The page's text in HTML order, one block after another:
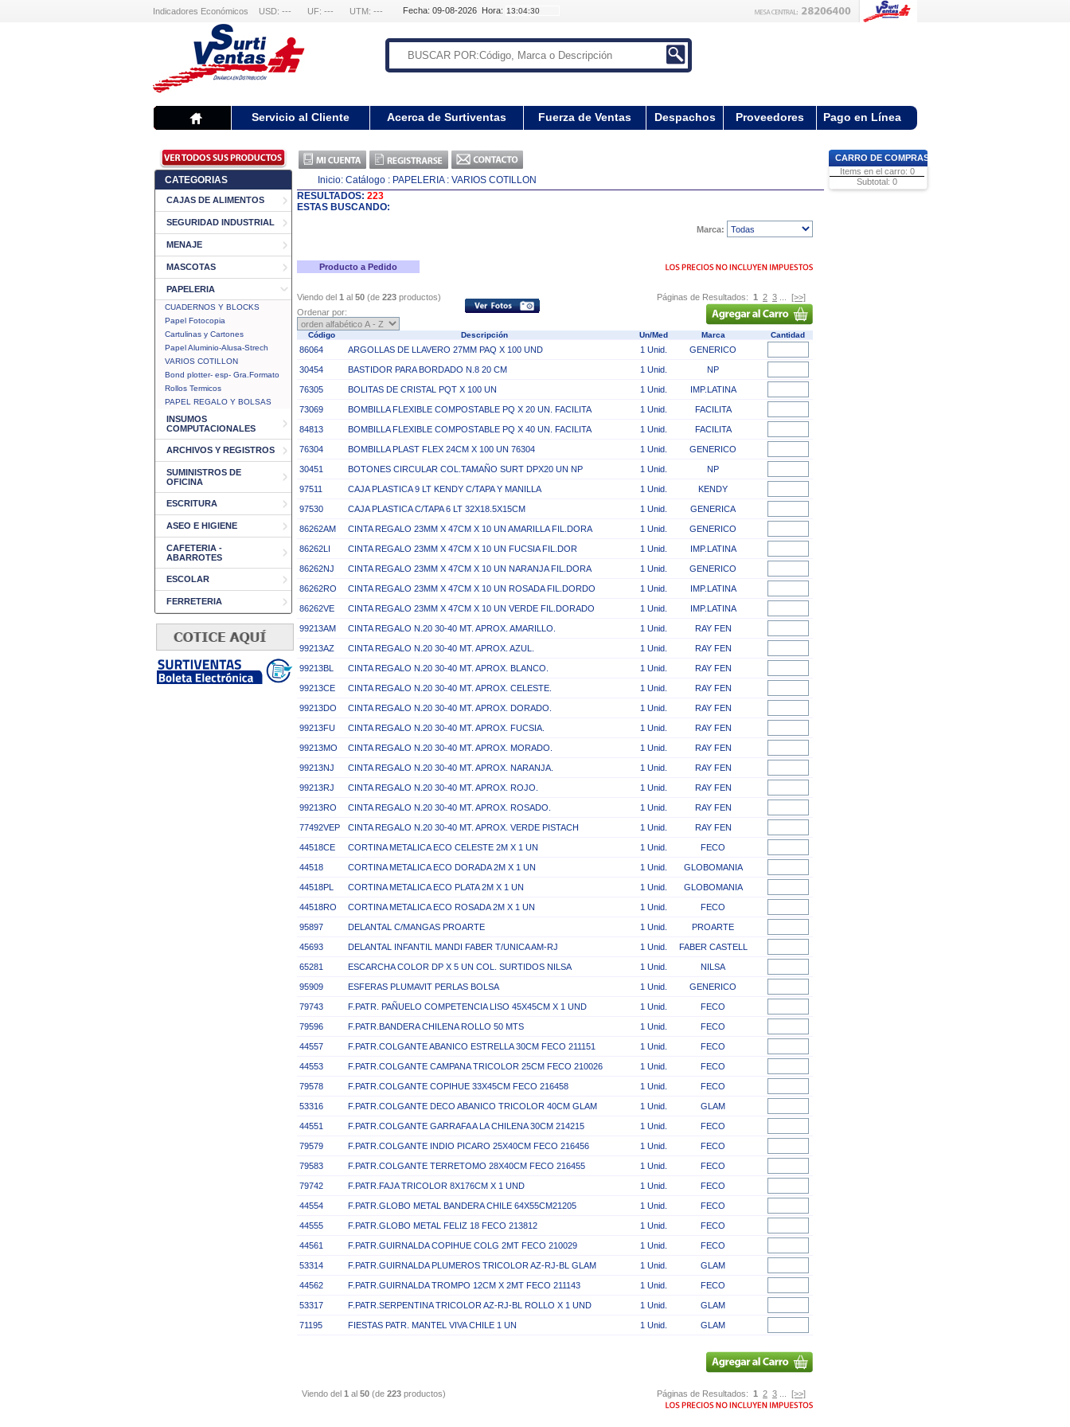
Indicadores Económicos USD: --- UF: --- UTM: --- Fecha: 09-08-2026 Hora:
Servicio al Cliente Acerca de Surtiventas Fuerza de Ventas Despachos Proveedores Pago en Línea
CATEGORIAS
CAJAS DE ALIMENTOS
SEGURIDAD INDUSTRIAL
MENAJE
MASCOTAS
PAPELERIA
CUADERNOS Y BLOCKS
Papel Fotocopia
Cartulinas y Cartones
Papel Aluminio-Alusa-Strech
VARIOS COTILLON
Bond plotter- esp- Gra.Formato
Rollos Termicos
PAPEL REGALO Y BOLSAS
INSUMOS
COMPUTACIONALES
ARCHIVOS Y REGISTROS
SUMINISTROS DE
OFICINA
ESCRITURA
ASEO E HIGIENE
CAFETERIA -
ABARROTES
ESCOLAR
FERRETERIA
Inicio: Catálogo : PAPELERIA : VARIOS COTILLON
RESULTADOS: 223
ESTAS BUSCANDO:
Marca:
Producto a Pedido
Viendo del 1 al 50 (de 223 productos) Páginas de Resultados: 1 2 3
[>>]
Ordenar por:
Código Descripción Un/Med Marca Cantidad
86064 ARGOLLAS DE LLAVERO 27MM PAQ X 100 UND 1 Unid. GENERICO
30454 BASTIDOR PARA BORDADO N.8 20 CM 1 Unid. NP
76305 BOLITAS DE CRISTAL PQT X 100 UN 1 Unid. IMP.LATINA
73069 BOMBILLA FLEXIBLE COMPOSTABLE PQ X 20 UN. FACILITA 1 Unid. FACILITA
84813 BOMBILLA FLEXIBLE COMPOSTABLE PQ X 40 UN. FACILITA 1 Unid. FACILITA
76304 BOMBILLA PLAST FLEX 24CM X 100 UN 76304 1 Unid. GENERICO
30451 BOTONES CIRCULAR COL.TAMAÑO SURT DPX20 UN NP 1 Unid. NP
97511 CAJA PLASTICA 9 LT KENDY C/TAPA Y MANILLA 1 Unid. KENDY
97530 CAJA PLASTICA C/TAPA 6 LT 32X18.5X15CM 1 Unid. GENERICA
86262AM CINTA REGALO 23MM X 47CM X 10 UN AMARILLA FIL.DORA 1 Unid. GENERICO
86262LI CINTA REGALO 23MM X 47CM X 10 UN FUCSIA FIL.DOR 1 Unid. IMP.LATINA
86262NJ CINTA REGALO 23MM X 47CM X 10 UN NARANJA FIL.DORA 1 Unid. GENERICO
86262RO CINTA REGALO 23MM X 47CM X 10 UN ROSADA FIL.DORDO 1 Unid. IMP.LATINA
86262VE CINTA REGALO 23MM X 47CM X 10 UN VERDE FIL.DORADO 1 Unid. IMP.LATINA
99213AM CINTA REGALO N.20 30-40 MT. APROX. AMARILLO. 1 Unid. RAY FEN
99213AZ CINTA REGALO N.20 30-40 MT. APROX. AZUL. 1 Unid. RAY FEN
99213BL CINTA REGALO N.20 30-40 MT. APROX. BLANCO. 1 Unid. RAY FEN
99213CE CINTA REGALO N.20 30-40 MT. APROX. CELESTE. 1 Unid. RAY FEN
99213DO CINTA REGALO N.20 30-40 MT. APROX. DORADO. 1 Unid. RAY FEN
99213FU CINTA REGALO N.20 30-40 MT. APROX. FUCSIA. 1 Unid. RAY FEN
99213MO CINTA REGALO N.20 30-40 MT. APROX. MORADO. 1 Unid. RAY FEN
99213NJ CINTA REGALO N.20 30-40 MT. APROX. NARANJA. 1 Unid. RAY FEN
99213RJ CINTA REGALO N.20 30-40 MT. APROX. ROJO. 1 Unid. RAY FEN
99213RO CINTA REGALO N.20 30-40 MT. APROX. ROSADO. 1 Unid. RAY FEN
77492VEP CINTA REGALO N.20 30-40 MT. APROX. VERDE PISTACH 1 Unid. RAY FEN
44518CE CORTINA METALICA ECO CELESTE 2M X 1 UN 1 Unid. FECO
44518 CORTINA METALICA ECO DORADA 2M X 1 UN 1 Unid. GLOBOMANIA
44518PL CORTINA METALICA ECO PLATA 2M X 1 UN 1 Unid. GLOBOMANIA
44518RO CORTINA METALICA ECO ROSADA 2M X 1 UN 1 Unid. FECO
95897 DELANTAL C/MANGAS PROARTE 1 Unid. PROARTE
45693 DELANTAL INFANTIL MANDI FABER T/UNICA AM-RJ 1 Unid. FABER CASTELL
65281 ESCARCHA COLOR DP X 5 UN COL. SURTIDOS NILSA 1 Unid. NILSA
95909 ESFERAS PLUMAVIT PERLAS BOLSA 1 Unid. GENERICO
79743 F.PATR. PAÑUELO COMPETENCIA LISO 45X45CM X 1 UND 1 Unid. FECO
79596 F.PATR.BANDERA CHILENA ROLLO 50 MTS 1 Unid. FECO
44557 F.PATR.COLGANTE ABANICO ESTRELLA 30CM FECO 211151 1 Unid. FECO
44553 F.PATR.COLGANTE CAMPANA TRICOLOR 25CM FECO 210026 1 Unid. FECO
79578 F.PATR.COLGANTE COPIHUE 33X45CM FECO 216458 1 Unid. FECO
53316 F.PATR.COLGANTE DECO ABANICO TRICOLOR 40CM GLAM 1 Unid. GLAM
44551 F.PATR.COLGANTE GARRAFA A LA CHILENA 30CM 214215 1 Unid. FECO
79579 F.PATR.COLGANTE INDIO PICARO 25X40CM FECO 216456 1 Unid. FECO
79583 F.PATR.COLGANTE TERRETOMO 28X40CM FECO 216455 1 Unid. FECO
79742 F.PATR.FAJA TRICOLOR 8X176CM X 1 UND 1 Unid. FECO
44554 F.PATR.GLOBO METAL BANDERA CHILE 64X55CM21205 1 Unid. FECO
44555 F.PATR.GLOBO METAL FELIZ 18 FECO 213812 1 Unid. FECO
44561 F.PATR.GUIRNALDA COPIHUE COLG 2MT FECO 210029 1 Unid. FECO
53314 F.PATR.GUIRNALDA PLUMEROS TRICOLOR AZ-RJ-BL GLAM 1 Unid. GLAM
44562 F.PATR.GUIRNALDA TROMPO 12CM X 2MT FECO 211143 1 Unid. FECO
53317 F.PATR.SERPENTINA TRICOLOR AZ-RJ-BL ROLLO X 1 UND 1 Unid. GLAM
71195 FIESTAS PATR. MANTEL VIVA CHILE 1 UN 1 Unid. GLAM
Viendo del 1 al 50 (de 223 productos) Páginas de Resultados: 1 2 3 [>>]
CARRO DE COMPRAS
Items en el carro: 0
Subtotal: 0